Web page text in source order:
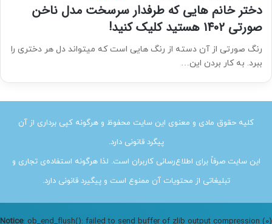
دختر خانم هایی که طرفدار سرسخت مدل ناخن
صورتی 1402 هستید کلیک کنید!
رنگ صورتی از آن دسته از رنگ هایی است که میتواند دل هر دختری را
ببرد. به کار بردن این…
کلیه حقوق مادی و معنوی این سایت محفوظ و هرگونه کپی برداری از آن
پیگرد قانونی دارد.
این سایت صرفاً برای اطلاع‌رسانی کاربران است. لذا هرگونه استفاده‌ی تجاری و
تبلیغاتی از محتویات آن ممنوع است و پیگیرد قانونی دارد.
Notice: ob_end_flush(): failed to send buffer of zlib output compression (0)